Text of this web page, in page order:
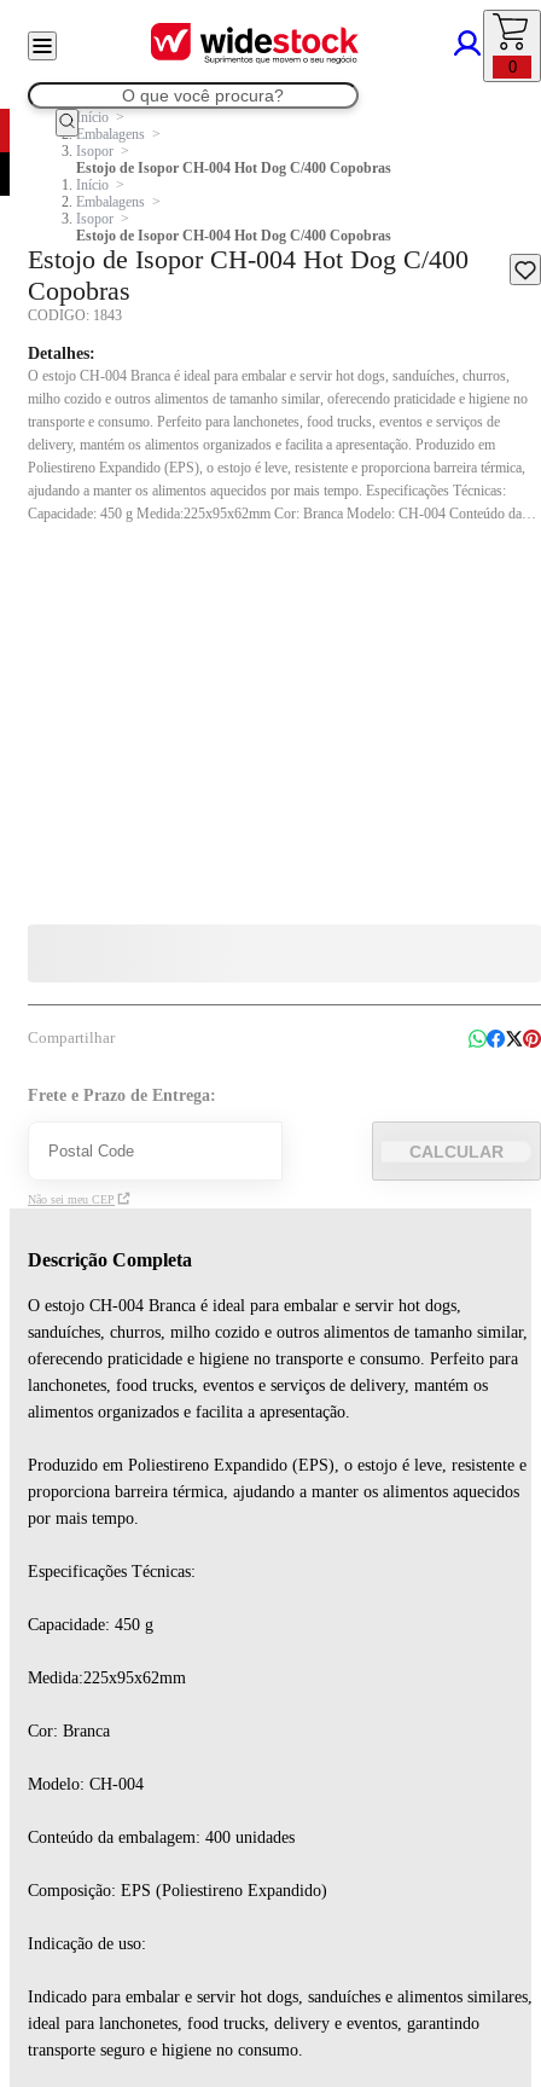
0
Início
Embalagens
Isopor
Estojo de Isopor CH-004 Hot Dog C/400 Copobras
Início
Embalagens
Isopor
Estojo de Isopor CH-004 Hot Dog C/400 Copobras
Estojo de Isopor CH-004 Hot Dog C/400
Copobras
CODIGO: 1843
Detalhes:
O estojo CH-004 Branca é ideal para embalar e servir hot dogs, sanduíches, churros,
milho cozido e outros alimentos de tamanho similar, oferecendo praticidade e higiene no
transporte e consumo. Perfeito para lanchonetes, food trucks, eventos e serviços de
delivery, mantém os alimentos organizados e facilita a apresentação. Produzido em
Poliestireno Expandido (EPS), o estojo é leve, resistente e proporciona barreira térmica,
ajudando a manter os alimentos aquecidos por mais tempo. Especificações Técnicas:
Capacidade: 450 g Medida:225x95x62mm Cor: Branca Modelo: CH-004 Conteúdo da
Compartilhar
Frete e Prazo de Entrega:
CALCULAR
Não sei meu CEP
Descrição Completa
O estojo CH-004 Branca é ideal para embalar e servir hot dogs,
sanduíches, churros, milho cozido e outros alimentos de tamanho similar,
oferecendo praticidade e higiene no transporte e consumo. Perfeito para
lanchonetes, food trucks, eventos e serviços de delivery, mantém os
alimentos organizados e facilita a apresentação.
Produzido em Poliestireno Expandido (EPS), o estojo é leve, resistente e
proporciona barreira térmica, ajudando a manter os alimentos aquecidos
por mais tempo.
Especificações Técnicas:
Capacidade: 450 g
Medida:225x95x62mm
Cor: Branca
Modelo: CH-004
Conteúdo da embalagem: 400 unidades
Composição: EPS (Poliestireno Expandido)
Indicação de uso:
Indicado para embalar e servir hot dogs, sanduíches e alimentos similares,
ideal para lanchonetes, food trucks, delivery e eventos, garantindo
transporte seguro e higiene no consumo.